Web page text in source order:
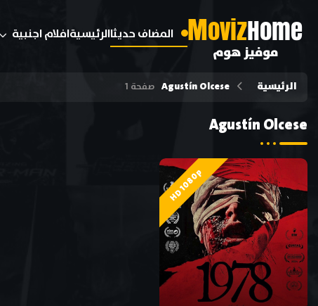
MovizHome
موفيز هوم
المضاف حديثاالرئيسيةافلام اجنبية
الرئيسية Agustín Olcese صفحة 1
Agustín Olcese
HD 1080p